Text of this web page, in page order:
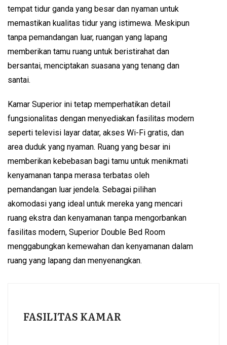
tempat tidur ganda yang besar dan nyaman untuk
memastikan kualitas tidur yang istimewa. Meskipun
tanpa pemandangan luar, ruangan yang lapang
memberikan tamu ruang untuk beristirahat dan
bersantai, menciptakan suasana yang tenang dan
santai.
Kamar Superior ini tetap memperhatikan detail
fungsionalitas dengan menyediakan fasilitas modern
seperti televisi layar datar, akses Wi-Fi gratis, dan
area duduk yang nyaman. Ruang yang besar ini
memberikan kebebasan bagi tamu untuk menikmati
kenyamanan tanpa merasa terbatas oleh
pemandangan luar jendela. Sebagai pilihan
akomodasi yang ideal untuk mereka yang mencari
ruang ekstra dan kenyamanan tanpa mengorbankan
fasilitas modern, Superior Double Bed Room
menggabungkan kemewahan dan kenyamanan dalam
ruang yang lapang dan menyenangkan.
FASILITAS KAMAR